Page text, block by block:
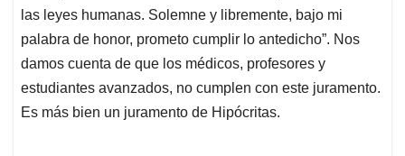
las leyes humanas. Solemne y libremente, bajo mi
palabra de honor, prometo cumplir lo antedicho”. Nos
damos cuenta de que los médicos, profesores y
estudiantes avanzados, no cumplen con este juramento.
Es más bien un juramento de Hipócritas.